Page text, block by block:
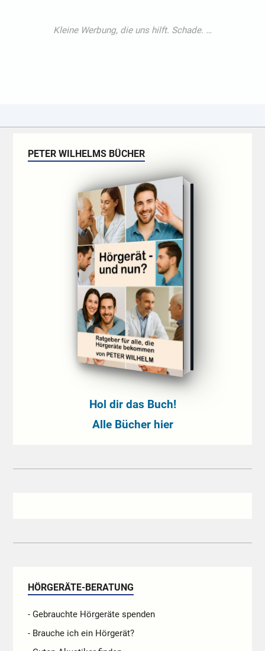
PETER WILHELMS BÜCHER
Hol dir das Buch!
Alle Bücher hier
HÖRGERÄTE-BERATUNG
- Gebrauchte Hörgeräte spenden
- Brauche ich ein Hörgerät?